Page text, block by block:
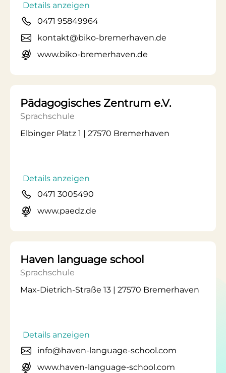
Details anzeigen
0471 95849964
kontakt@biko-bremerhaven.de
www.biko-bremerhaven.de
Pädagogisches Zentrum e.V.
Sprachschule
Elbinger Platz 1 | 27570 Bremerhaven
Details anzeigen
0471 3005490
www.paedz.de
Haven language school
Sprachschule
Max-Dietrich-Straße 13 | 27570 Bremerhaven
Details anzeigen
info@haven-language-school.com
www.haven-language-school.com